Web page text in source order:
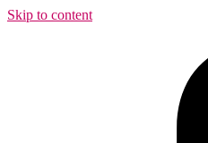
Skip to content